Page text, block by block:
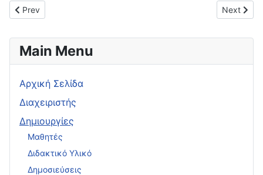
Previous article: Σημεία του τριγώνου και εφαρμογές 24/04/
Prev Next
Next
Main Menu
Αρχική Σελίδα
Διαχειριστής
Δημιουργίες
Μαθητές
Διδακτικό Υλικό
Δημοσιεύσεις